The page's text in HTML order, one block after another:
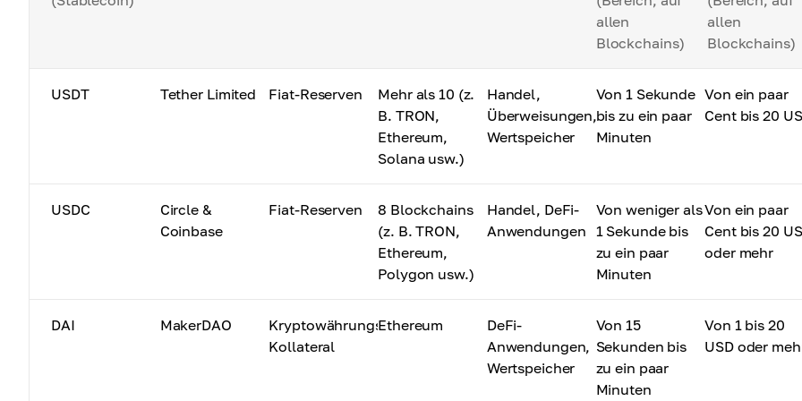
allen
Blockchains)
allen
Blockchains)
USDT Tether Limited Fiat-Reserven
Mehr als 10 (z.
B. TRON,
Ethereum,
Solana usw.)
Handel,
Überweisungen,
Wertspeicher
Von 1 Sekunde
bis zu ein paar
Minuten
Von ein paar
Cent bis 20
USDC
Circle &
Coinbase
Fiat-Reserven
8 Blockchains
(z. B. TRON,
Ethereum,
Polygon usw.)
Handel, DeFi-
Anwendungen
Von weniger als
1 Sekunde bis
zu ein paar
Minuten
Von ein paar
Cent bis 20
oder mehr
DAI MakerDAO
Kryptowährungs-
Kollateral
Ethereum
DeFi-
Anwendungen,
Wertspeicher
Von 15
Sekunden bis
zu ein paar
Minuten
Von 1 bis 20
USD oder